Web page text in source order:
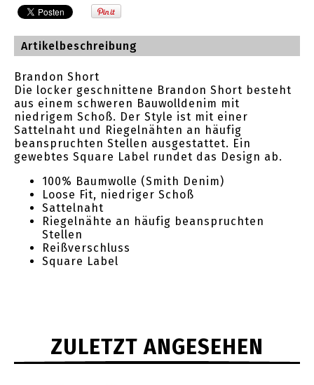
Artikelbeschreibung
Brandon Short
Die locker geschnittene Brandon Short besteht
aus einem schweren Bauwolldenim mit
niedrigem Schoß. Der Style ist mit einer
Sattelnaht und Riegelnähten an häufig
beanspruchten Stellen ausgestattet. Ein
gewebtes Square Label rundet das Design ab.
100% Baumwolle (Smith Denim)
Loose Fit, niedriger Schoß
Sattelnaht
Riegelnähte an häufig beanspruchten
Stellen
Reißverschluss
Square Label
ZULETZT ANGESEHEN